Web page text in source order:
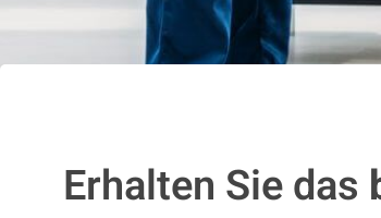
Erhalten Sie das